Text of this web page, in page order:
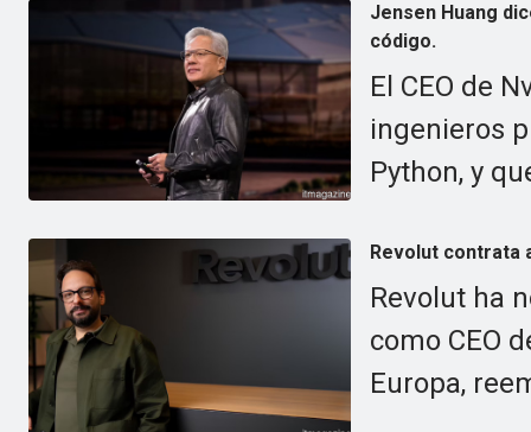
Jensen Huang
código.
El CEO de
ingenieros
Python, y
Revolut contrata
Revolut ha
como CEO
Europa,